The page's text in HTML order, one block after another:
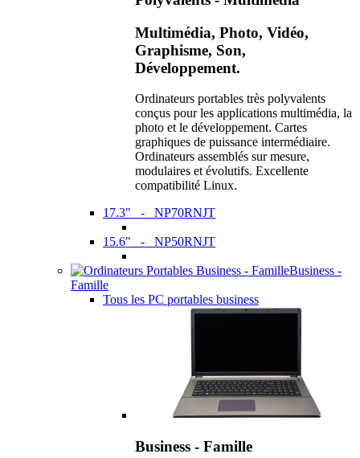
Multimédia, Photo, Vidéo,
Graphisme, Son,
Développement.
Ordinateurs portables très polyvalents
conçus pour les applications multimédia, la
photo et le développement. Cartes
graphiques de puissance intermédiaire.
Ordinateurs assemblés sur mesure,
modulaires et évolutifs. Excellente
compatibilité Linux.
17.3" - NP70RNJT
15.6" - NP50RNJT
Business -
Famille
Tous les PC portables business
Business - Famille